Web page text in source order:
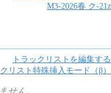
M3-2026春 ク-21z
トラックリストを編集する
リスト特殊挿入モード（β）
せん。